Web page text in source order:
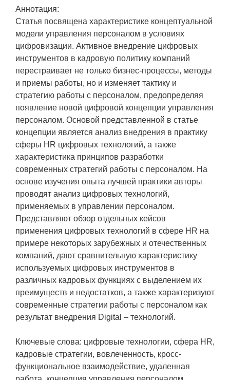
Аннотация:
Статья посвящена характеристике концептуальной
модели управления персоналом в условиях
цифровизации. Активное внедрение цифровых
инструментов в кадровую политику компаний
перестраивает не только бизнес-процессы, методы
и приемы работы, но и изменяет тактику и
стратегию работы с персоналом, предопределяя
появление новой цифровой концепции управления
персоналом. Основой представленной в статье
концепции является анализ внедрения в практику
сферы HR цифровых технологий, а также
характеристика принципов разработки
современных стратегий работы с персоналом. На
основе изучения опыта лучшей практики авторы
проводят анализ цифровых технологий,
применяемых в управлении персоналом.
Представляют обзор отдельных кейсов
применения цифровых технологий в сфере HR на
примере некоторых зарубежных и отечественных
компаний, дают сравнительную характеристику
используемых цифровых инструментов в
различных кадровых функциях с выделением их
преимуществ и недостатков, а также характеризуют
современные стратегии работы с персоналом как
результат внедрения Digital – технологий.
Ключевые слова: цифровые технологии, сфера HR,
кадровые стратегии, вовлеченность, кросс-
функциональное взаимодействие, удаленная